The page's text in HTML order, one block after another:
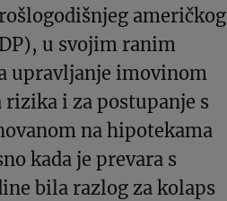
američkog
u svojim ranim
upravljanje imovinom
i za postupanje s
na hipotekama
kada je prevara s
bila razlog za kolaps